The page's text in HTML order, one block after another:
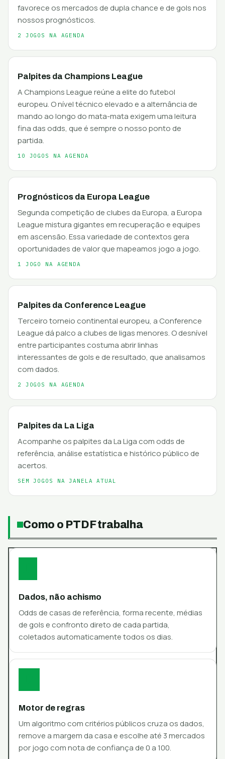
favorece os mercados de dupla chance e de gols nos
nossos prognósticos.
2 JOGOS NA AGENDA
Palpites da Champions League
A Champions League reúne a elite do futebol
europeu. O nível técnico elevado e a alternância de
mando ao longo do mata-mata exigem uma leitura
fina das odds, que é sempre o nosso ponto de
partida.
10 JOGOS NA AGENDA
Prognósticos da Europa League
Segunda competição de clubes da Europa, a Europa
League mistura gigantes em recuperação e equipes
em ascensão. Essa variedade de contextos gera
oportunidades de valor que mapeamos jogo a jogo.
1 JOGO NA AGENDA
Palpites da Conference League
Terceiro torneio continental europeu, a Conference
League dá palco a clubes de ligas menores. O desnível
entre participantes costuma abrir linhas
interessantes de gols e de resultado, que analisamos
com dados.
2 JOGOS NA AGENDA
Palpites da La Liga
Acompanhe os palpites da La Liga com odds de
referência, análise estatística e histórico público de
acertos.
SEM JOGOS NA JANELA ATUAL
Como o PTDF trabalha
Dados, não achismo
Odds de casas de referência, forma recente, médias
de gols e confronto direto de cada partida,
coletados automaticamente todos os dias.
Motor de regras
Um algoritmo com critérios públicos cruza os dados,
remove a margem da casa e escolhe até 3 mercados
por jogo com nota de confiança de 0 a 100.